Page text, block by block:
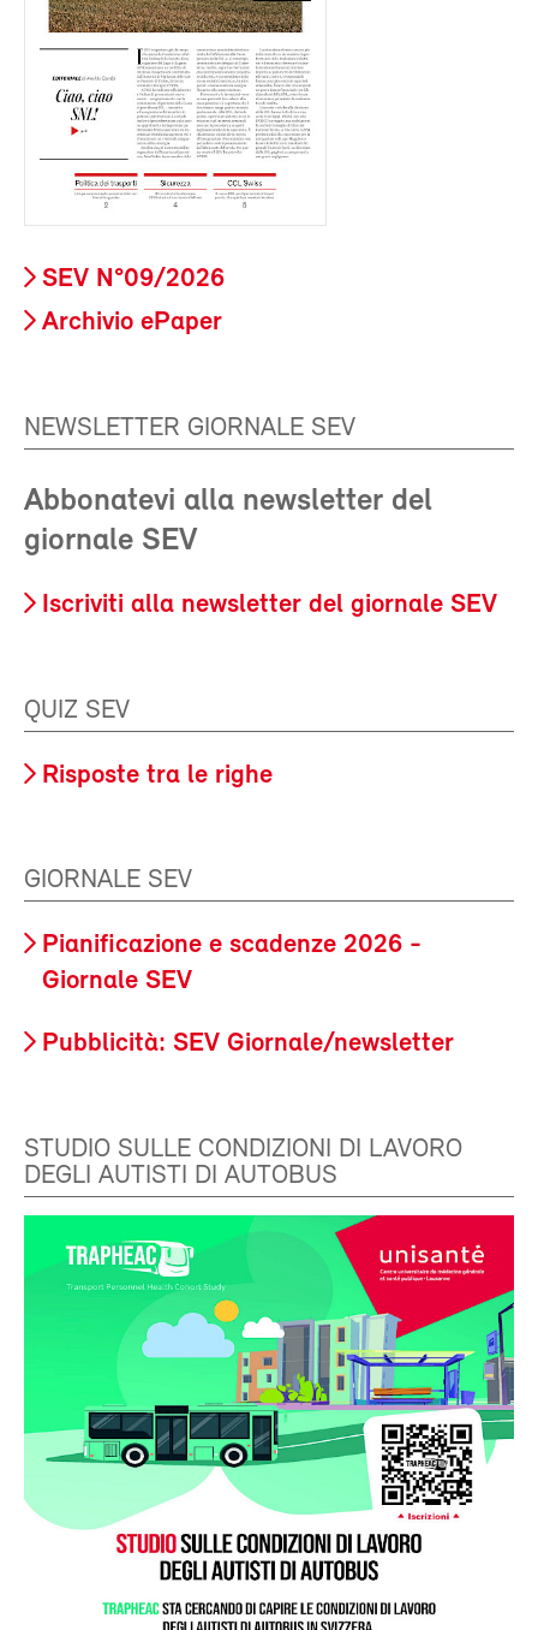
SEV N°09/2026
Archivio ePaper
NEWSLETTER GIORNALE SEV
Abbonatevi alla newsletter del
giornale SEV
Iscriviti alla newsletter del giornale SEV
QUIZ SEV
Risposte tra le righe
GIORNALE SEV
Pianificazione e scadenze 2026 -
Giornale SEV
Pubblicità: SEV Giornale/newsletter
STUDIO SULLE CONDIZIONI DI LAVORO
DEGLI AUTISTI DI AUTOBUS